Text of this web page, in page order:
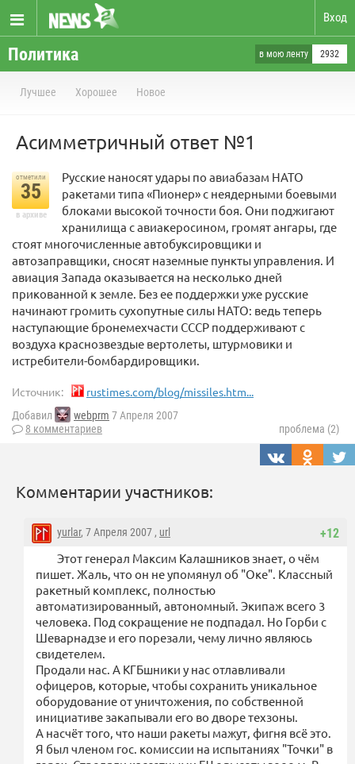
Вход
Политика в мою ленту 2932
Лучшее Хорошее Новое
Асимметричный ответ №1
отметили
35
в архиве
Русские наносят удары по авиабазам НАТО
ракетами типа «Пионер» с неядерными боевыми
блоками высокой точности боя. Они поджигают
хранилища с авиакеросином, громят ангары, где
стоят многочисленные автобуксировщики и
автозаправщики, сносят наземные пункты управления. И
авиация Запада оказывается на несколько дней
прикованной к земле. Без ее поддержки уже русские
начинают громить сухопутные силы НАТО: ведь теперь
наступающие бронемехчасти СССР поддерживают с
воздуха краснозвездые вертолеты, штурмовики и
истребители-бомбардировщики.
Источник: rustimes.com/blog/missiles.htm...
Добавил webprm 7 Апреля 2007
8 комментариев
проблема (2)
Комментарии участников:
+12
yurlar, 7 Апреля 2007 , url
Этот генерал Максим Калашников знает, о чём
пишет. Жаль, что он не упомянул об "Оке". Классный
ракетный комплекс, полностью
автоматизированный, автономный. Экипаж всего 3
человека. Под сокращение не подпадал. Но Горби с
Шеварнадзе и его порезали, чему лично являюсь
свидетелем.
Продали нас. А КГБшники у нас отлавливали
офицеров, которые, чтобы сохранить уникальное
оборудование от уничтожения, по собственной
инициативе закапывали его во дворе техзоны.
А насчёт того, что наши ракеты мажут, фигня всё это.
Я был членом гос. комиссии на испытаниях "Точки" в